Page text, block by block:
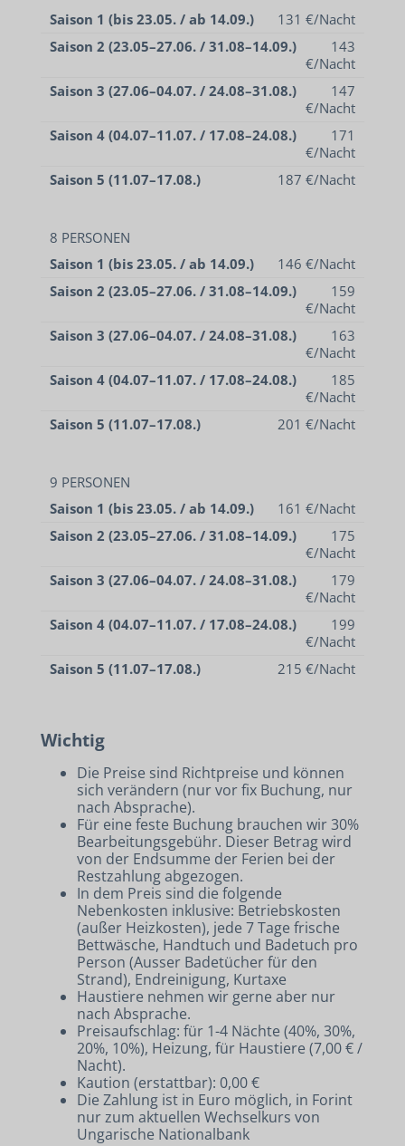
FAHRRAD- UND E-BIKEVERLEIH
Saison 1 (bis 23.05. / ab 14.09.)
131 €/Nacht
Saison 2 (23.05–27.06. / 31.08–14.09.)
143
€/Nacht
Saison 3 (27.06–04.07. / 24.08–31.08.)
147
€/Nacht
Saison 4 (04.07–11.07. / 17.08–24.08.)
171
€/Nacht
Saison 5 (11.07–17.08.)
187 €/Nacht
8 PERSONEN
Saison 1 (bis 23.05. / ab 14.09.)
146 €/Nacht
Saison 2 (23.05–27.06. / 31.08–14.09.)
159
€/Nacht
Saison 3 (27.06–04.07. / 24.08–31.08.)
163
€/Nacht
Saison 4 (04.07–11.07. / 17.08–24.08.)
185
€/Nacht
Saison 5 (11.07–17.08.)
201 €/Nacht
9 PERSONEN
Saison 1 (bis 23.05. / ab 14.09.)
161 €/Nacht
Saison 2 (23.05–27.06. / 31.08–14.09.)
175
€/Nacht
Saison 3 (27.06–04.07. / 24.08–31.08.)
179
€/Nacht
Saison 4 (04.07–11.07. / 17.08–24.08.)
199
€/Nacht
Saison 5 (11.07–17.08.)
215 €/Nacht
Wichtig
Die Preise sind Richtpreise und können
sich verändern (nur vor fix Buchung, nur
nach Absprache).
Für eine feste Buchung brauchen wir 30%
Bearbeitungsgebühr. Dieser Betrag wird
von der Endsumme der Ferien bei der
Restzahlung abgezogen.
In dem Preis sind die folgende
Nebenkosten inklusive: Betriebskosten
(außer Heizkosten), jede 7 Tage frische
Bettwäsche, Handtuch und Badetuch pro
Person (Ausser Badetücher für den
Strand), Endreinigung, Kurtaxe
Haustiere nehmen wir gerne aber nur
nach Absprache.
Preisaufschlag: für 1-4 Nächte (40%, 30%,
20%, 10%), Heizung, für Haustiere (7,00 € /
Nacht).
Kaution (erstattbar): 0,00 €
Die Zahlung ist in Euro möglich, in Forint
nur zum aktuellen Wechselkurs von
Ungarische Nationalbank